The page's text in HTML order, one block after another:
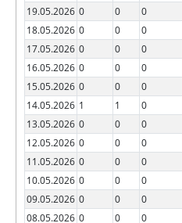
19.05.2026 0 0 0
18.05.2026 0 0 0
17.05.2026 0 0 0
16.05.2026 0 0 0
15.05.2026 0 0 0
14.05.2026 1 1 0
13.05.2026 0 0 0
12.05.2026 0 0 0
11.05.2026 0 0 0
10.05.2026 0 0 0
09.05.2026 0 0 0
08.05.2026 0 0 0